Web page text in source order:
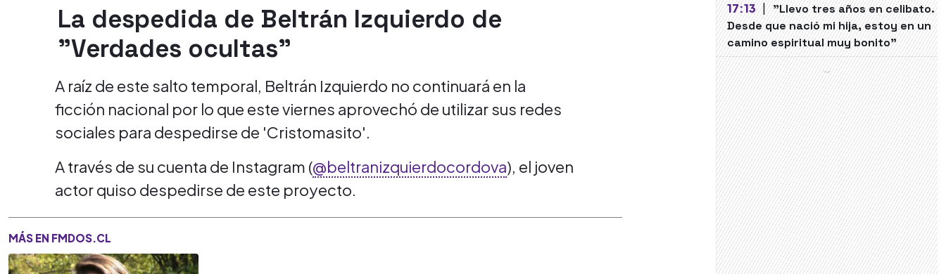
La despedida de Beltrán Izquierdo de
"Verdades ocultas"
A raíz de este salto temporal, Beltrán Izquierdo no continuará en la
ficción nacional por lo que este viernes aprovechó de utilizar sus redes
sociales para despedirse de 'Cristomasito'.
A través de su cuenta de Instagram (@beltranizquierdocordova), el joven
actor quiso despedirse de este proyecto.
MÁS EN FMDOS.CL
17:13 | "Llevo tres años en celibato.
Desde que nació mi hija, estoy en un
camino espiritual muy bonito"